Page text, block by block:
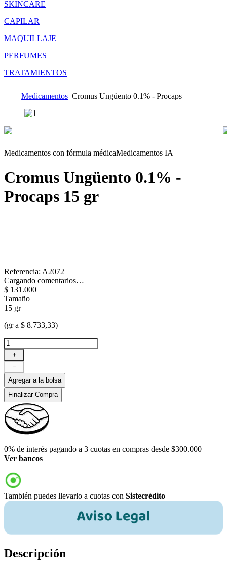
SKINCARE
CAPILAR
MAQUILLAJE
PERFUMES
TRATAMIENTOS
Medicamentos Cromus Ungüento 0.1% - Procaps
Medicamentos con fórmula médicaMedicamentos IA
Cromus Ungüento 0.1% -
Procaps 15 gr
Referencia: A2072
Cargando comentarios…
$ 131.000
Tamaño
15 gr
(gr a $ 8.733,33)
＋
－
Agregar a la bolsa
Finalizar Compra
0% de interés pagando a 3 cuotas en compras desde $300.000
Ver bancos
También puedes llevarlo a cuotas con Sistecrédito
Descripción